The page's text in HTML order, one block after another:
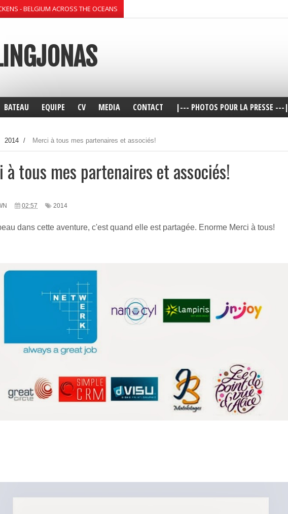
- BELGIUM ACROSS THE OCEANS
BATEAU EQUIPE CV MEDIA CONTACT |--- PHOTOS POUR LA PRESSE ---|
2014 / Merci à tous mes partenaires et associés!
à tous mes partenaires et associés!
02:57 2014
dans cette aventure, c'est quand elle est partagée. Enorme Merci à tous!